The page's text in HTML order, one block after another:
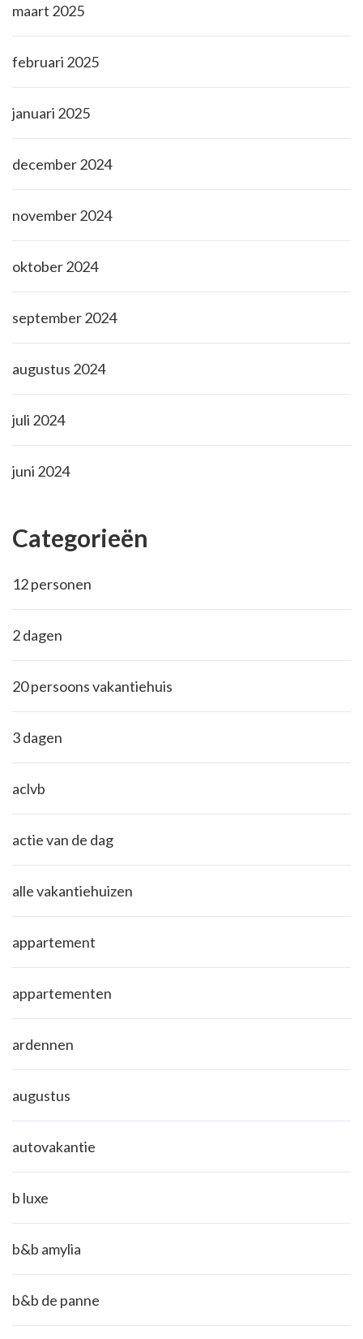
maart 2025
februari 2025
januari 2025
december 2024
november 2024
oktober 2024
september 2024
augustus 2024
juli 2024
juni 2024
Categorieën
12 personen
2 dagen
20 persoons vakantiehuis
3 dagen
aclvb
actie van de dag
alle vakantiehuizen
appartement
appartementen
ardennen
augustus
autovakantie
b luxe
b&b amylia
b&b de panne